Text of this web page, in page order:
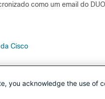
como um email do
Cisco
Comentários
you acknowledge the use of